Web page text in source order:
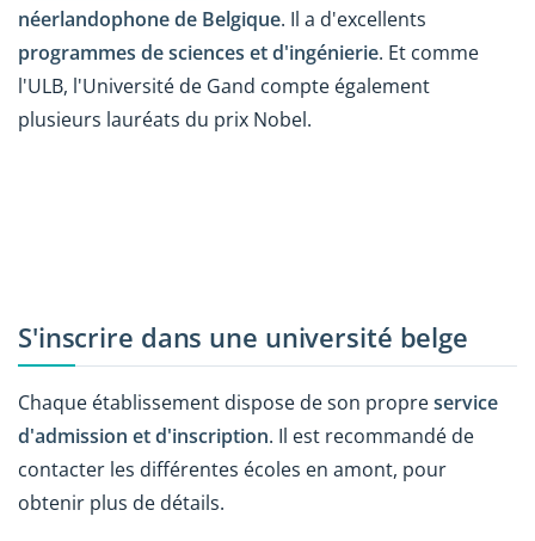
néerlandophone de Belgique. Il a d'excellents
programmes de sciences et d'ingénierie. Et comme
l'ULB, l'Université de Gand compte également
plusieurs lauréats du prix Nobel.
S'inscrire dans une université belge
Chaque établissement dispose de son propreservice
d'admission et d'inscription. Il est recommandé de
contacter les différentes écoles en amont, pour
obtenir plus de détails.